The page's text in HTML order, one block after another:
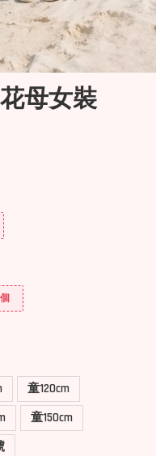
母女裝
童120cm
童150cm